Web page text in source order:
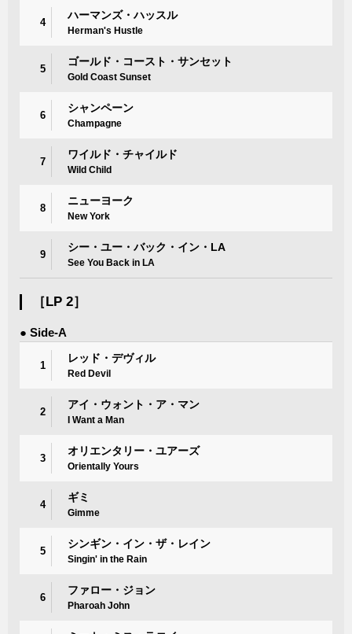
4
ハーマンズ・ハッスル
Herman's Hustle
5
ゴールド・コースト・サンセット
Gold Coast Sunset
6
シャンペーン
Champagne
7
ワイルド・チャイルド
Wild Child
8
ニューヨーク
New York
9
シー・ユー・バック・イン・LA
See You Back in LA
［LP 2］
● Side-A
1
レッド・デヴィル
Red Devil
2
アイ・ウォント・ア・マン
I Want a Man
3
オリエンタリー・ユアーズ
Orientally Yours
4
ギミ
Gimme
5
シンギン・イン・ザ・レイン
Singin' in the Rain
6
ファロー・ジョン
Pharoah John